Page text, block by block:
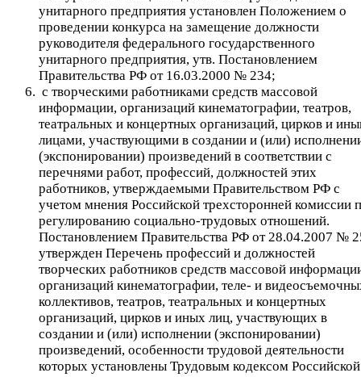
унитарного предприятия установлен Положением о
проведении конкурса на замещение должности
руководителя федерального государственного
унитарного предприятия, утв. Постановлением
Правительства РФ от 16.03.2000 № 234;
с творческими работниками средств массовой
информации, организаций кинематографии, театров,
театральных и концертных организаций, цирков и
лицами, участвующими в создании и (или)
(экспонировании) произведений в соответствии с
перечнями работ, профессий, должностей этих
работников, утверждаемыми Правительством РФ с
учетом мнения Российской трехсторонней комиссии
регулированию социально-трудовых отношений.
Постановлением Правительства РФ от 28.04.2007 №
утвержден Перечень профессий и должностей
творческих работников средств массовой
организаций кинематографии, теле- и
коллективов, театров, театральных и концертных
организаций, цирков и иных лиц, участвующих в
создании и (или) исполнении (экспонировании)
произведений, особенности трудовой деятельности
которых установлены Трудовым кодексом Российской